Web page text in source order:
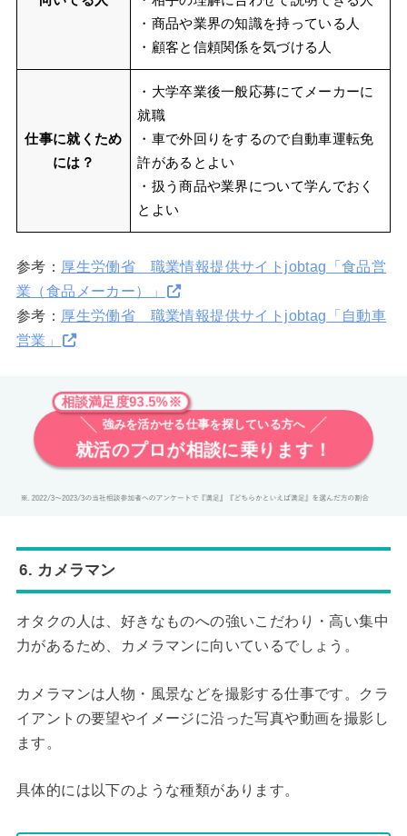
・商品や業界の知識を持っている人
・顧客と信頼関係を気づける人
仕事に就くため
には？
・大学卒業後一般応募にてメーカーに
就職
・車で外回りをするので自動車運転免
許があるとよい
・扱う商品や業界について学んでおく
とよい
参考： 厚生労働省 職業情報提供サイトjobtag「食品営
業（食品メーカー）」
参考： 厚生労働省 職業情報提供サイトjobtag「自動車
営業」
相談満足度93.5%※
強みを活かせる仕事を探している方へ
就活のプロが相談に乗ります！
6. カメラマン
オタクの人は、好きなものへの強いこだわり・高い集中
力があるため、カメラマンに向いているでしょう。
カメラマンは人物・風景などを撮影する仕事です。クラ
イアントの要望やイメージに沿った写真や動画を撮影し
ます。
具体的には以下のような種類があります。